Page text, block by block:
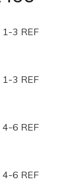
1-3 REF
1-3 REF
4-6 REF
4-6 REF